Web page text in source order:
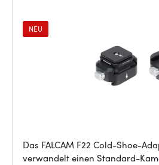
NEU
Das FALCAM F22 Cold-Shoe-
verwandelt einen Standard-